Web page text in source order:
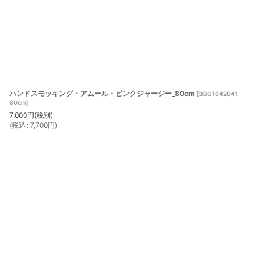
ハンドスモッキング・アムール・ピンクジャージー_80cm [BBG1042041
80cm]
7,000円(税別)
(税込 : 7,700円)